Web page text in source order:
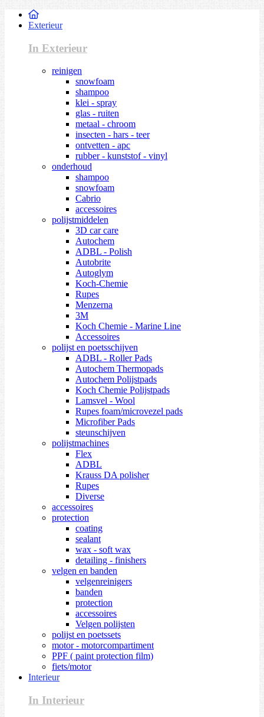
Exterieur
In Exterieur
reinigen
snowfoam
shampoo
klei - spray
glas - ruiten
metaal - chroom
insecten - hars - teer
ontvetten - apc
rubber - kunststof - vinyl
onderhoud
shampoo
snowfoam
Cabrio
accessoires
polijstmiddelen
3D car care
Autochem
ADBL - Polish
Autobrite
Autoglym
Koch-Chemie
Rupes
Menzerna
3M
Koch Chemie - Marine Line
Accessoires
polijst en poetsschijven
ADBL - Roller Pads
Autochem Thermopads
Autochem Polijstpads
Koch Chemie Polijstpads
Lamsvel - Wool
Rupes foam/microvezel pads
Microfiber Pads
steunschijven
polijstmachines
Flex
ADBL
Krauss DA polisher
Rupes
Diverse
accessoires
protection
coating
sealant
wax - soft wax
detailing - finishers
velgen en banden
velgenreinigers
banden
protection
accessoires
Velgen polijsten
polijst en poetssets
motor - motorcompartiment
PPF ( paint protection film)
fiets/motor
Interieur
In Interieur